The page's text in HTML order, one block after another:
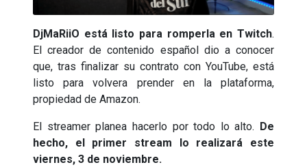
DjMaRiiO está listo para romperla en Twitch.
El creador de contenido español dio a conocer
que, tras finalizar su contrato con YouTube, está
listo para volvera prender en la plataforma,
propiedad de Amazon.
El streamer planea hacerlo por todo lo alto. De
hecho, el primer stream lo realizará este
viernes, 3 de noviembre.